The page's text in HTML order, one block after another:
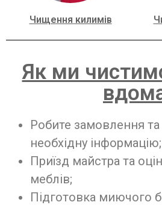
Чищення килимів
Як ми
Робите замовлення
необхідну інформацію;
Приїзд майстра та
меблів;
Підготовка миючого